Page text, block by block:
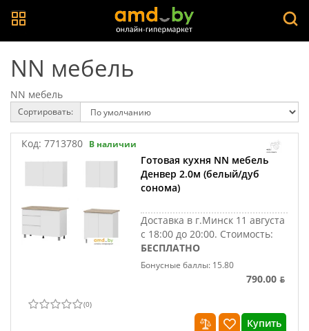
NN мебель
NN мебель
Сортировать:
Код: 7713780 В наличии
Готовая кухня NN мебель
Денвер 2.0м (белый/дуб
сонома)
Доставка в г.Минск 11 августа
с 18:00 до 20:00. Стоимость:
БЕСПЛАТНО
Бонусные баллы: 15.80
790.00 ƃ
(0)
Купить